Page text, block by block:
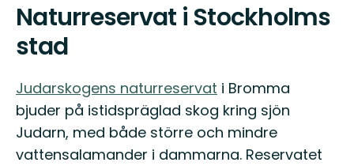
Naturreservat i Stockholms
stad
Judarskogens naturreservat i Bromma
bjuder på istidspräglad skog kring sjön
Judarn, med både större och mindre
vattensalamander i dammarna. Reservatet